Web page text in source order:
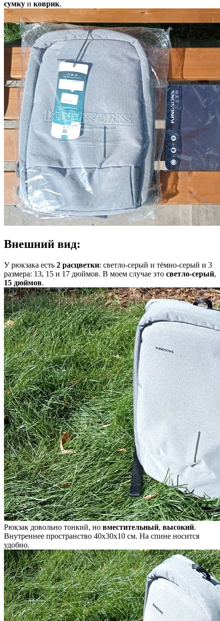
сумку и коврик.
Внешний вид:
У рюкзака есть 2 расцветки: светло-серый и тёмно-серый и 3
размера: 13, 15 и 17 дюймов. В моем случае это светло-серый,
15 дюймов.
Рюкзак довольно тонкий, но вместительный, высокий.
Внутреннее пространство 40x30x10 см. На спине носится
удобно.